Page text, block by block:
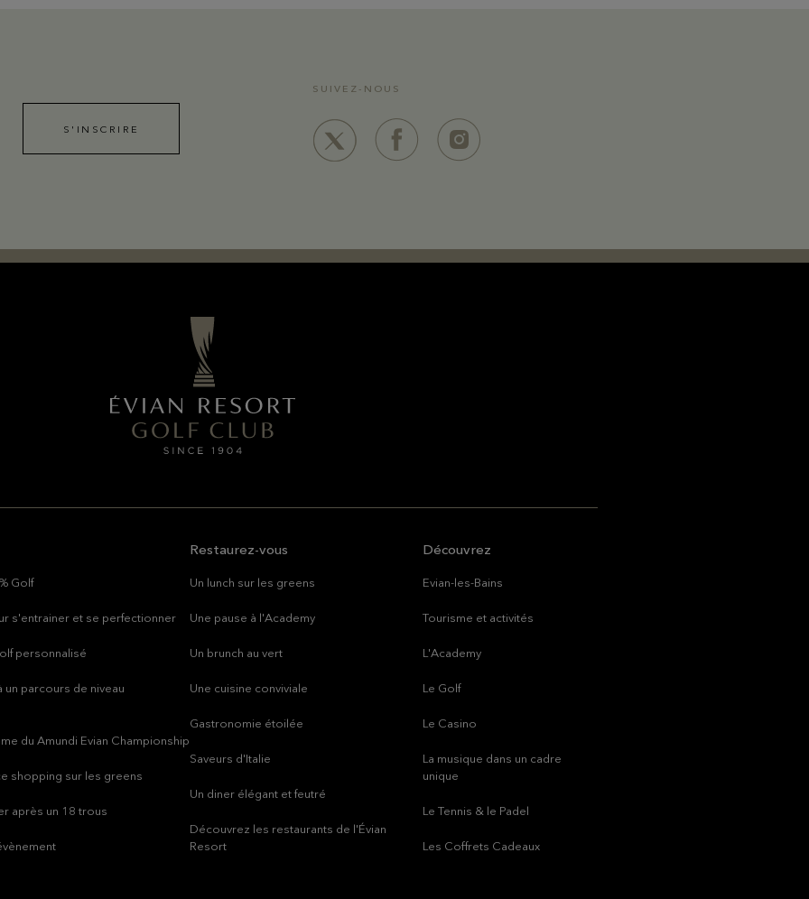
S'INSCRIRE
SUIVEZ-NOUS
Golf
s'entrainer et se perfectionner
personnalisé
un parcours de niveau
du Amundi Evian Championship
shopping sur les greens
après un 18 trous
Restaurez-vous
Un lunch sur les greens
Une pause à l'Academy
Un brunch au vert
Une cuisine conviviale
Gastronomie étoilée
Saveurs d'Italie
Un diner élégant et feutré
Découvrez les restaurants de l'Évian
Resort
Découvrez
Evian-les-Bains
Tourisme et activités
L'Academy
Le Golf
Le Casino
La musique dans un cadre
unique
Le Tennis & le Padel
Les Coffrets Cadeaux